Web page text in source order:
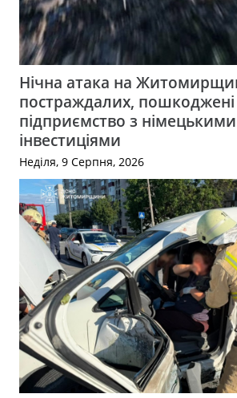
Нічна атака на
постраждалих,
підприємство з німецькими
інвестиціями
Неділя, 9 Серпня, 2026